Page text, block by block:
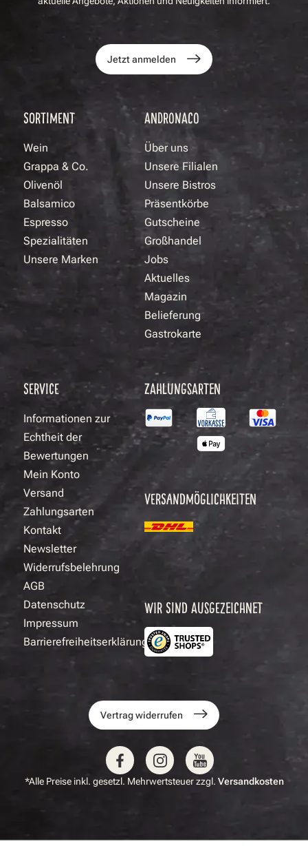
Jetzt anmelden
SORTIMENT
Wein
Grappa & Co.
Olivenöl
Balsamico
Espresso
Spezialitäten
Unsere Marken
ANDRONACO
Über uns
Unsere Filialen
Unsere Bistros
Präsentkörbe
Gutscheine
Großhandel
Jobs
Aktuelles
Magazin
Belieferung
Gastrokarte
SERVICE
Informationen zur
Echtheit der
Bewertungen
Mein Konto
Versand
Zahlungsarten
Kontakt
Newsletter
Widerrufsbelehrung
AGB
Datenschutz
Impressum
Barrierefreiheitserklärung
ZAHLUNGSARTEN
VERSANDMÖGLICHKEITEN
WIR SIND AUSGEZEICHNET
Vertrag widerrufen
*Alle Preise inkl. gesetzl. Mehrwertsteuer zzgl. Versandkosten